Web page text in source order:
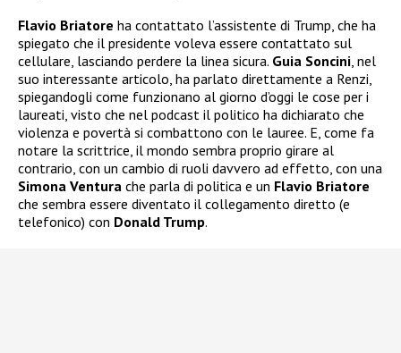
Flavio Briatore ha contattato l’assistente di Trump, che ha
spiegato che il presidente voleva essere contattato sul
cellulare, lasciando perdere la linea sicura. Guia Soncini, nel
suo interessante articolo, ha parlato direttamente a Renzi,
spiegandogli come funzionano al giorno d’oggi le cose per i
laureati, visto che nel podcast il politico ha dichiarato che
violenza e povertà si combattono con le lauree. E, come fa
notare la scrittrice, il mondo sembra proprio girare al
contrario, con un cambio di ruoli davvero ad effetto, con una
Simona Ventura che parla di politica e un Flavio Briatore
che sembra essere diventato il collegamento diretto (e
telefonico) con Donald Trump.